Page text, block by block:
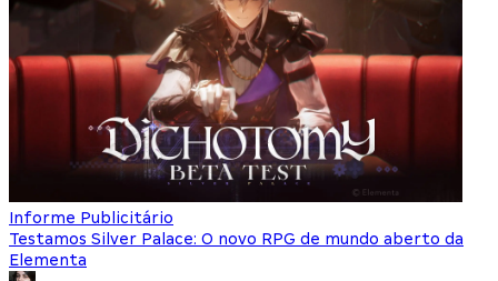
Informe Publicitário
Testamos Silver Palace: O novo RPG de mundo aberto da
Elementa